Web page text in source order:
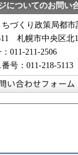
についてのお問い
づくり政策局都
札幌市中央区
011-211-2506
号：011-218-5113